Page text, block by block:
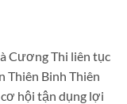
Cương Thi liên tục
Thiên Binh Thiên
hội tận dụng lợi